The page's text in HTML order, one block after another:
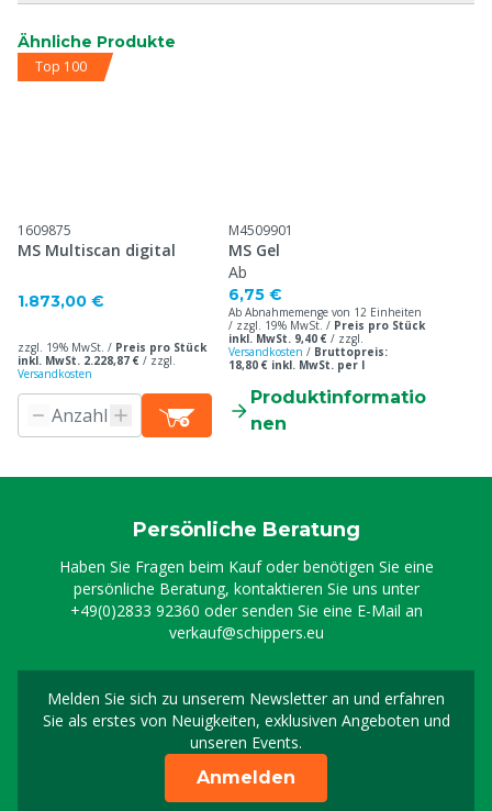
Ähnliche Produkte
Top 100
1609875
MS Multiscan digital
1.873,00 €
zzgl. 19% MwSt. / Preis pro Stück
inkl. MwSt. 2.228,87 € / zzgl.
Versandkosten
M4509901
MS Gel
Ab
6,75 €
Ab Abnahmemenge von 12 Einheiten
/ zzgl. 19% MwSt. / Preis pro Stück
inkl. MwSt. 9,40 € / zzgl.
Versandkosten / Bruttopreis:
18,80 € inkl. MwSt. per l
Produktinformatio
nen
Persönliche Beratung
Haben Sie Fragen beim Kauf oder benötigen Sie eine
persönliche Beratung, kontaktieren Sie uns unter
+49(0)2833 92360 oder senden Sie eine E-Mail an
verkauf@schippers.eu
Melden Sie sich zu unserem Newsletter an und erfahren
Sie als erstes von Neuigkeiten, exklusiven Angeboten und
unseren Events.
Melden Sie sich für
Anmelden